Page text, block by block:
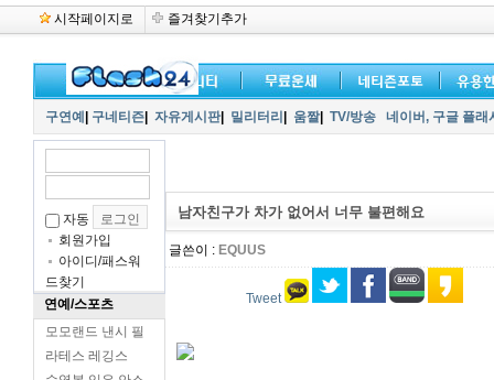
시작페이지로 즐겨찾기추가
구연예 구네티즌 자유게시판| 밀리터리 움짤| TV/방송 네이버, 구글 플
자동
회원가입
아이디/패스워
드찾기
연예/스포츠
모모랜드 낸시 필
라테스 레깅스
남자친구가 차가 없어서 너무 불편해요
글쓴이 : EQUUS
Tweet